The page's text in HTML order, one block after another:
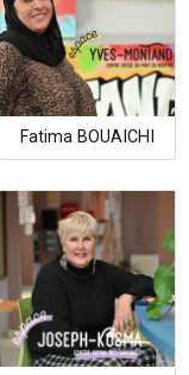
Fatima BOUAICHI